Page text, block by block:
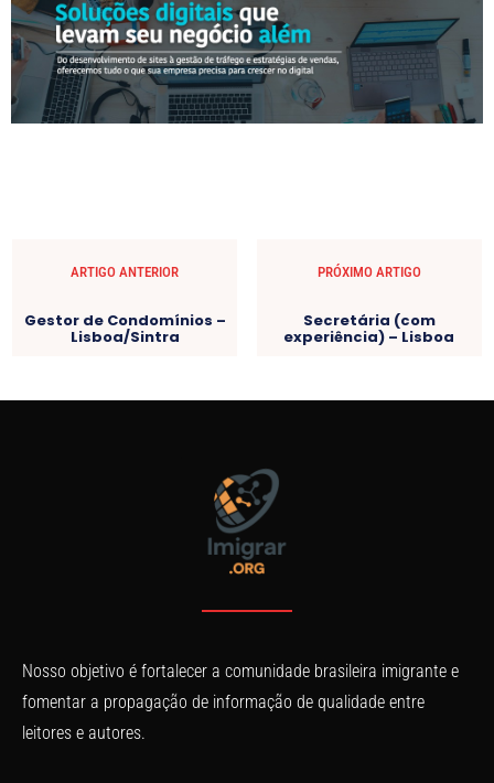
ARTIGO ANTERIOR
Gestor de Condomínios –
Lisboa/Sintra
PRÓXIMO ARTIGO
Secretária (com
experiência) – Lisboa
Nosso objetivo é fortalecer a comunidade brasileira imigrante e
fomentar a propagação de informação de qualidade entre
leitores e autores.